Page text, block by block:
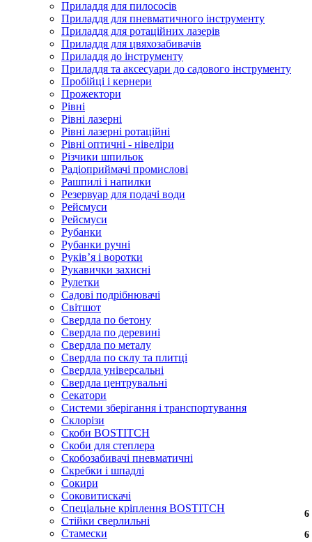
Приладдя для пилососів
Приладдя для пневматичного інструменту
Приладдя для ротаційних лазерів
Приладдя для цвяхозабивачів
Приладдя до інструменту
Приладдя та аксесуари до садового інструменту
Пробійці і кернери
Прожектори
Рівні
Рівні лазерні
Рівні лазерні ротаційні
Рівні оптичні - нівеліри
Різчики шпильок
Радіоприймачі промислові
Рашпилі і напилки
Резервуар для подачі води
Рейсмуси
Рейсмуси
Рубанки
Рубанки ручні
Руківʼя і воротки
Рукавички захисні
Рулетки
Садові подрібнювачі
Світшот
Свердла по бетону
Свердла по деревині
Свердла по металу
Свердла по склу та плитці
Свердла універсальні
Свердла центрувальні
Секатори
Системи зберігання і транспортування
Склорізи
Скоби BOSTITCH
Скоби для степлера
Скобозабивачі пневматичні
Скребки і шпадлі
Сокири
Соковитискачі
Спеціальне кріплення BOSTITCH
Стійки сверлильні
Стамески
6
6
6
6
6
6
6
6
6
6